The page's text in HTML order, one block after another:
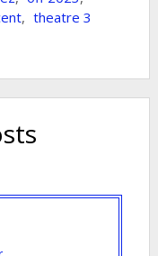
, theatre 3